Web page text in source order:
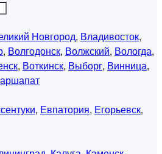
Новгород, Владивосток,
, Волгодонск, Волжский, Вологда,
, Воткинск, Выборг, Винница,
, Евпатория, Егорьевск,